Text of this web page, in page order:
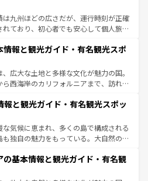
。
ひ体験してほしい。 なお、新着の
テンツ一覧を参照してほしい。
力がある。また、優雅なアフタヌーン
きにはたまらない英国パブ、サッカー観
らこそできる体験も豊富。イギリスを旅
てほしい。
は九州ほどの広さだが、運行時刻が正確
れており、初心者でも安心して個人旅行
る町や、スイスならではのユニークな
プス観光だけでなく町歩きも満喫する
の所得が高いため物価も高いが、旅行
提供のサービスもあり、うまく活用すれ
コンテンツ一覧を参照してほしい。
情報と観光ガイド・有名観光スポ
広大な土地と多様な文化が魅力の国。
ら西海岸のカリフォルニアまで、訪れる
、観光、ショッピング、エンターテイ
た刺激的なスポットだ。一方、アメリカ
広がり、グランドキャニオンやイエロー
といった絶景が堪能できる。さらに、南
はアメリカの各地域で異なる魅力を楽
様性と豊かな歴史を感じることができ
ードトリップや列車の旅も、アメリカ
報と観光ガイド・有名観光スポッ
な気候に恵まれ、多くの島で構成される
も独自の魅力をもっている。大自然の神
。また、定番の観光地といえばオアフ
を求めるならマウイ島やカウアイ島が
の基本情報と観光ガイド・有名観